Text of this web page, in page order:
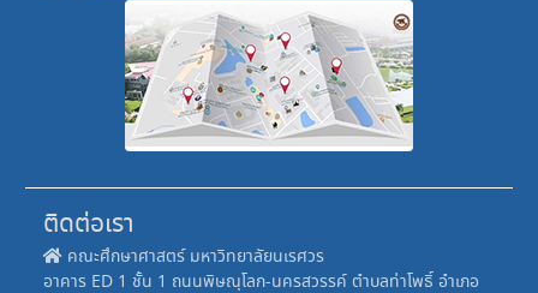
ติดต่อเรา
คณะศึกษาศาสตร์ มหาวิทยาลัยนเรศวร
อาคาร ED 1 ชั้น 1 ถนนพิษณุโลก-นครสวรรค์ ตำบลท่าโพธิ์ อำเภอ